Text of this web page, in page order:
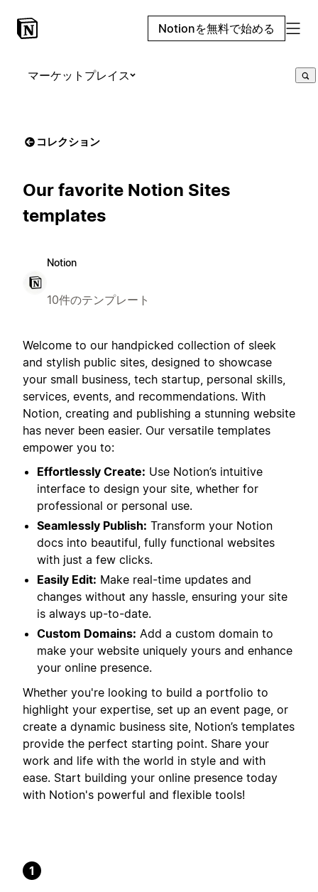
Notionを無料で始める
マーケットプレイス
コレクション
Our favorite Notion Sites
templates
Notion
10件のテンプレート
Welcome to our handpicked collection of sleek
and stylish public sites, designed to showcase
your small business, tech startup, personal skills,
services, events, and recommendations. With
Notion, creating and publishing a stunning website
has never been easier. Our versatile templates
empower you to:
Effortlessly Create: Use Notion’s intuitive
interface to design your site, whether for
professional or personal use.
Seamlessly Publish: Transform your Notion
docs into beautiful, fully functional websites
with just a few clicks.
Easily Edit: Make real-time updates and
changes without any hassle, ensuring your site
is always up-to-date.
Custom Domains: Add a custom domain to
make your website uniquely yours and enhance
your online presence.
Whether you're looking to build a portfolio to
highlight your expertise, set up an event page, or
create a dynamic business site, Notion’s templates
provide the perfect starting point. Share your
work and life with the world in style and with
ease. Start building your online presence today
with Notion's powerful and flexible tools!
1